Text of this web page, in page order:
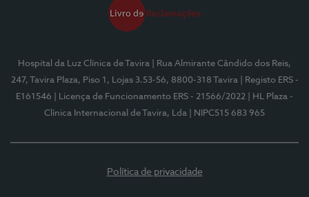
Hospital da Luz Clínica de Tavira
| Rua Almirante Cândido dos Reis,
247, Tavira Plaza, Piso 1, Lojas 3.53-56, 8800-318 Tavira
| Registo ERS -
E161546
| Licença de Funcionamento ERS - 21566/2022
| HL Plaza -
Clínica Internacional de Tavira, Lda
| NIPC515 683 965
Política de privacidade